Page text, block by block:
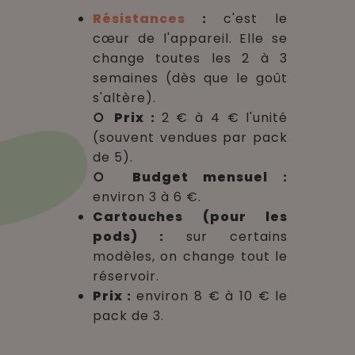
Résistances :c'est le
cœur de l'appareil. Elle se
change toutes les 2 à 3
semaines (dès que le goût
s'altère).
○ Prix : 2 € à 4 € l'unité
(souvent vendues par pack
de 5).
○ Budget mensuel :
environ 3 à 6 €.
Cartouches (pour les
pods) : sur certains
modèles, on change tout le
réservoir.
Prix :environ 8 € à 10 € le
pack de 3.